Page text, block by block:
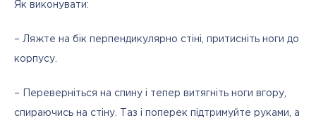
Як виконувати:
– Ляжте на бік перпендикулярно стіні, притисніть ноги до
корпусу.
– Переверніться на спину і тепер витягніть ноги вгору,
спираючись на стіну. Таз і поперек підтримуйте руками, а